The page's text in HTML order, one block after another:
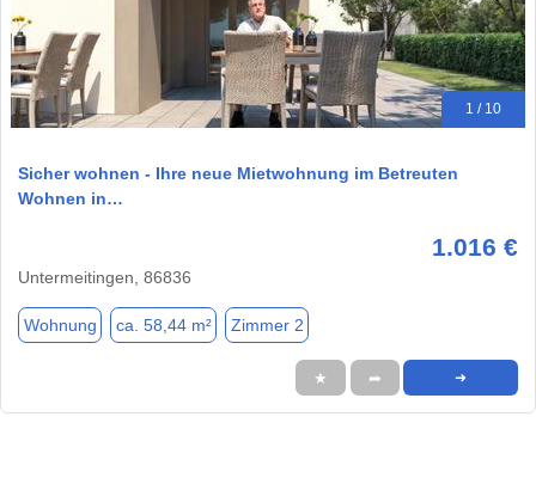
1 / 10
Sicher wohnen - Ihre neue Mietwohnung im Betreuten
Wohnen in…
1.016 €
Untermeitingen, 86836
Wohnung ca. 58,44 m² Zimmer 2
★ ➦ ➜